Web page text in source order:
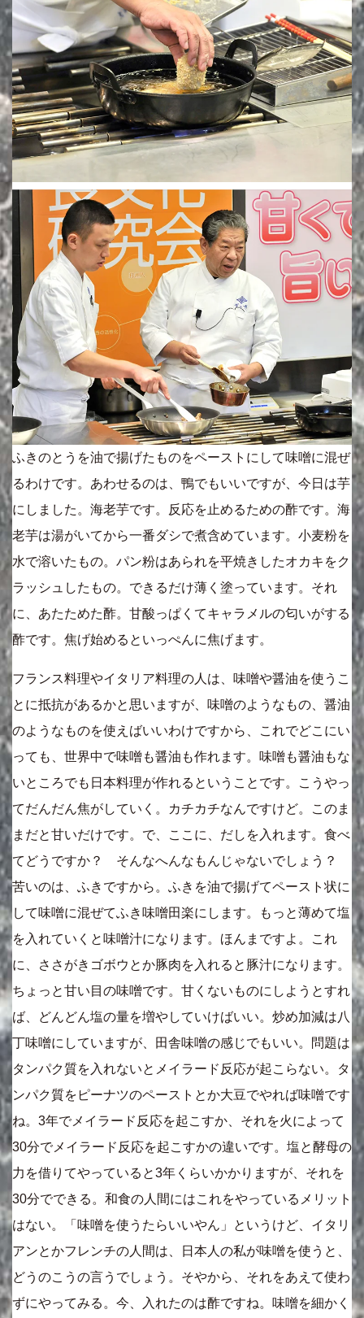
ふきのとうを油で揚げたものをペーストにして味噌に混ぜ
るわけです。あわせるのは、鴨でもいいですが、今日は芋
にしました。海老芋です。反応を止めるための酢です。海
老芋は湯がいてから一番ダシで煮含めています。小麦粉を
水で溶いたもの。パン粉はあられを平焼きしたオカキをク
ラッシュしたもの。できるだけ薄く塗っています。それ
に、あたためた酢。甘酸っぱくてキャラメルの匂いがする
酢です。焦げ始めるといっぺんに焦げます。
フランス料理やイタリア料理の人は、味噌や醤油を使うこ
とに抵抗があるかと思いますが、味噌のようなもの、醤油
のようなものを使えばいいわけですから、これでどこにい
っても、世界中で味噌も醤油も作れます。味噌も醤油もな
いところでも日本料理が作れるということです。こうやっ
てだんだん焦がしていく。カチカチなんですけど。このま
まだと甘いだけです。で、ここに、だしを入れます。食べ
てどうですか？ そんなへんなもんじゃないでしょう？
苦いのは、ふきですから。ふきを油で揚げてペースト状に
して味噌に混ぜてふき味噌田楽にします。もっと薄めて塩
を入れていくと味噌汁になります。ほんまですよ。これ
に、ささがきゴボウとか豚肉を入れると豚汁になります。
ちょっと甘い目の味噌です。甘くないものにしようとすれ
ば、どんどん塩の量を増やしていけばいい。炒め加減は八
丁味噌にしていますが、田舎味噌の感じでもいい。問題は
タンパク質を入れないとメイラード反応が起こらない。タ
ンパク質をピーナツのペーストとか大豆でやれば味噌です
ね。3年でメイラード反応を起こすか、それを火によって
30分でメイラード反応を起こすかの違いです。塩と酵母の
力を借りてやっていると3年くらいかかりますが、それを
30分でできる。和食の人間にはこれをやっているメリット
はない。「味噌を使うたらいいやん」というけど、イタリ
アンとかフレンチの人間は、日本人の私が味噌を使うと、
どうのこうの言うでしょう。そやから、それをあえて使わ
ずにやってみる。今、入れたのは酢ですね。味噌を細かく